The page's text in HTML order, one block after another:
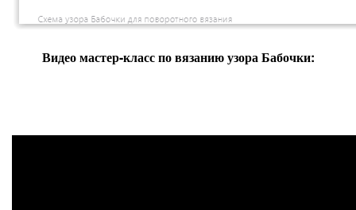
Видео мастер-класс по вязанию узора Бабочки: